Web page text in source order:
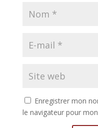
Enregistrer mon
le navigateur pour